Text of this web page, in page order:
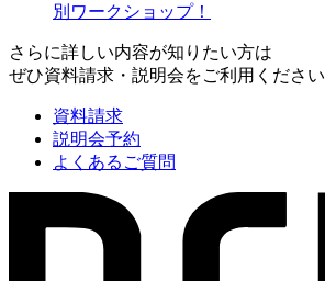
別ワークショップ！
さらに詳しい内容が知りたい方は
ぜひ資料請求・説明会をご利用ください
資料請求
説明会予約
よくあるご質問